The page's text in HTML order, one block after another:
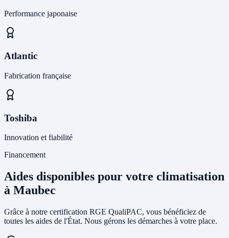
Performance japonaise
Atlantic
Fabrication française
Toshiba
Innovation et fiabilité
Financement
Aides disponibles pour votre climatisation
à Maubec
Grâce à notre certification RGE QualiPAC, vous bénéficiez de
toutes les aides de l'État. Nous gérons les démarches à votre place.